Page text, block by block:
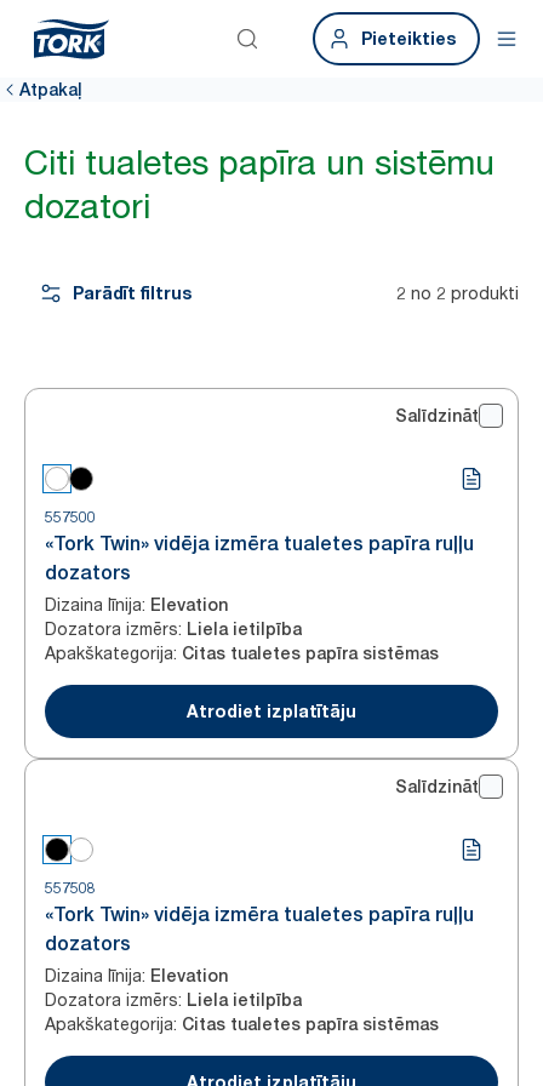
Pieteikties
Atpakaļ
Citi tualetes papīra un sistēmu
dozatori
Parādīt filtrus 2 no 2 produkti
Salīdzināt
557500
«Tork Twin» vidēja izmēra tualetes papīra ruļļu
dozators
Dizaina līnija: Elevation
Dozatora izmērs: Liela ietilpība
Apakškategorija: Citas tualetes papīra sistēmas
Atrodiet izplatītāju
Salīdzināt
557508
«Tork Twin» vidēja izmēra tualetes papīra ruļļu
dozators
Dizaina līnija: Elevation
Dozatora izmērs: Liela ietilpība
Apakškategorija: Citas tualetes papīra sistēmas
Atrodiet izplatītāju